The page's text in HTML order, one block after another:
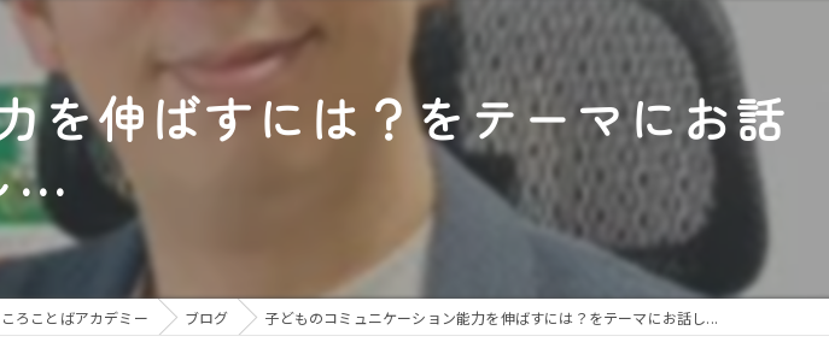
を伸ばすには？をテーマにお話
...
ろことばアカデミー ブログ 子どものコミュニケーション能力を伸ばすには？をテーマにお話し...